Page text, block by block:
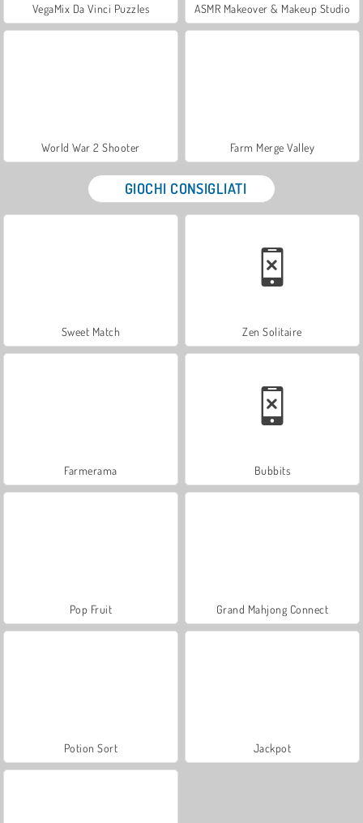
VegaMix Da Vinci Puzzles ASMR Makeover & Makeup Studio
World War 2 Shooter Farm Merge Valley
GIOCHI CONSIGLIATI
Sweet Match Zen Solitaire
Farmerama Bubbits
Pop Fruit Grand Mahjong Connect
Potion Sort Jackpot